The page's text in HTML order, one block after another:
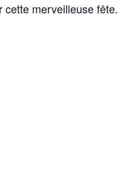
cette merveilleuse fête.